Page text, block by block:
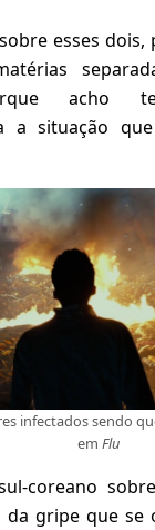
esses
acho
a situação
infectados sendo
em Flu
coreano
gripe que se